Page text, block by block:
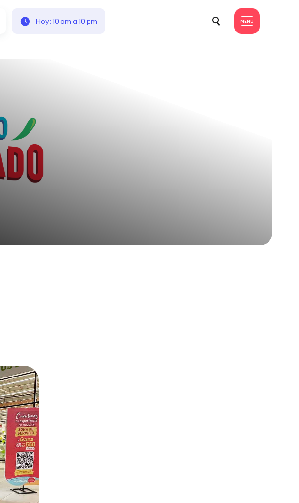
Hoy: 10 am a 10 pm MENU